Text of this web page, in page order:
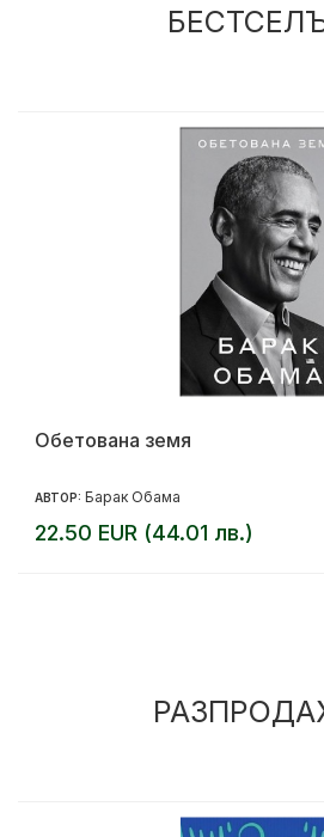
Обетована земя
АВТОР: Барак Обама
22.50 EUR (44.01 лв.)